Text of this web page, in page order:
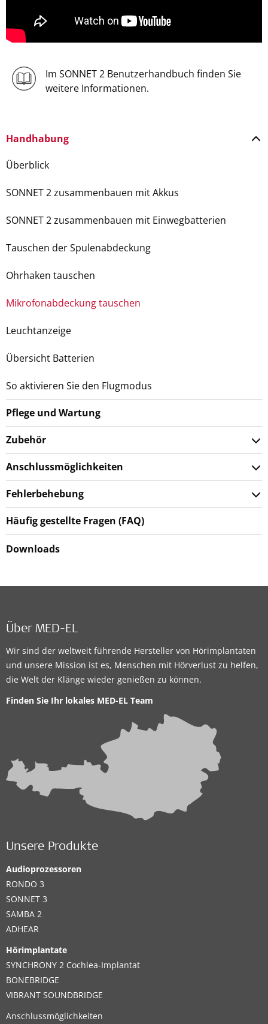
Im SONNET 2 Benutzerhandbuch finden Sie
weitere Informationen.
Handhabung
Überblick
SONNET 2 zusammenbauen mit Akkus
SONNET 2 zusammenbauen mit Einwegbatterien
Tauschen der Spulenabdeckung
Ohrhaken tauschen
Mikrofonabdeckung tauschen
Leuchtanzeige
Übersicht Batterien
So aktivieren Sie den Flugmodus
Pflege und Wartung
Zubehör
Anschlussmöglichkeiten
Fehlerbehebung
Häufig gestellte Fragen (FAQ)
Downloads
Über MED-EL
Wir sind der weltweit führende Hersteller von Hörimplantaten
und unsere Mission ist es, Menschen mit Hörverlust zu helfen,
die Welt der Klänge wieder genießen zu können.
Finden Sie Ihr lokales MED-EL Team
Unsere Produkte
Audioprozessoren
RONDO 3
SONNET 3
SAMBA 2
ADHEAR
Hörimplantate
SYNCHRONY 2 Cochlea-Implantat
BONEBRIDGE
VIBRANT SOUNDBRIDGE
Anschlussmöglichkeiten